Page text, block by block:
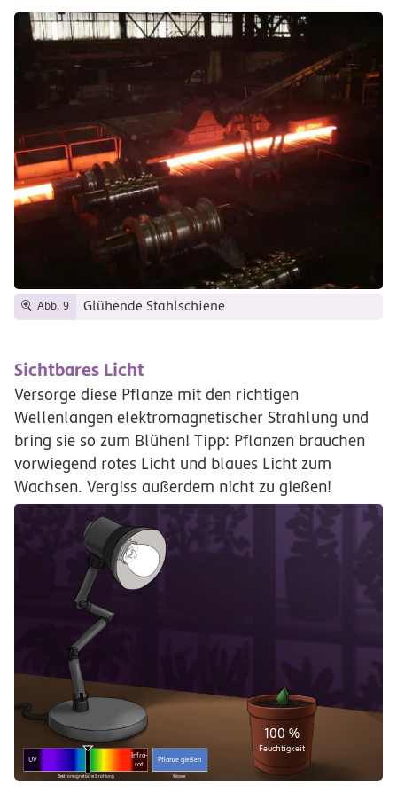
Abb. 9 Glühende Stahlschiene
Sichtbares Licht
Versorge diese Pflanze mit den richtigen
Wellenlängen elektromagnetischer Strahlung und
bring sie so zum Blühen! Tipp: Pflanzen brauchen
vorwiegend rotes Licht und blaues Licht zum
Wachsen. Vergiss außerdem nicht zu gießen!
Elektromagnetische Strahlung Wasser
100 %
Feuchtigkeit
UV
Infra-
rot
Pflanze gießen